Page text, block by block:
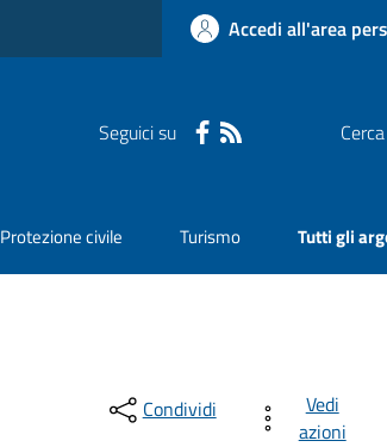
Accedi all'area
Seguici su Cerca
Protezione civile Turismo Tutti gli
Condividi
Vedi
azioni